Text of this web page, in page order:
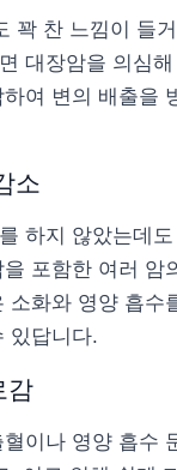
꽉 찬 느낌이 들
대장암을 의심
여 변의 배출을
소
하지 않았는데
포함한 여러 암
소화와 영양 흡수
있답니다.
감
이나 영양 흡수